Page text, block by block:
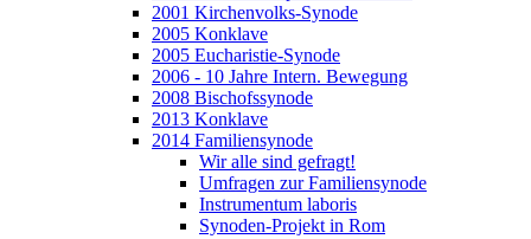
2001 Kirchenvolks-Synode
2005 Konklave
2005 Eucharistie-Synode
2006 - 10 Jahre Intern. Bewegung
2008 Bischofssynode
2013 Konklave
2014 Familiensynode
Wir alle sind gefragt!
Umfragen zur Familiensynode
Instrumentum laboris
Synoden-Projekt in Rom